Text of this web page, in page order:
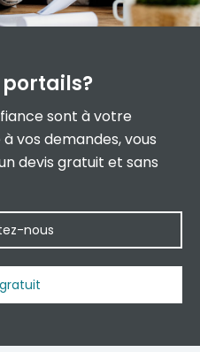
portails?
sont à votre
vos demandes, vous
devis gratuit et sans
nous